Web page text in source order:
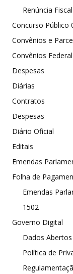
Renúncia Fiscal
Concurso Público
Convênios e
Convênios Federal
Despesas
Diárias
Contratos
Despesas
Diário Oficial
Editais
Emendas
Folha de
Emendas
1502
Governo Digital
Dados Abertos
Política de